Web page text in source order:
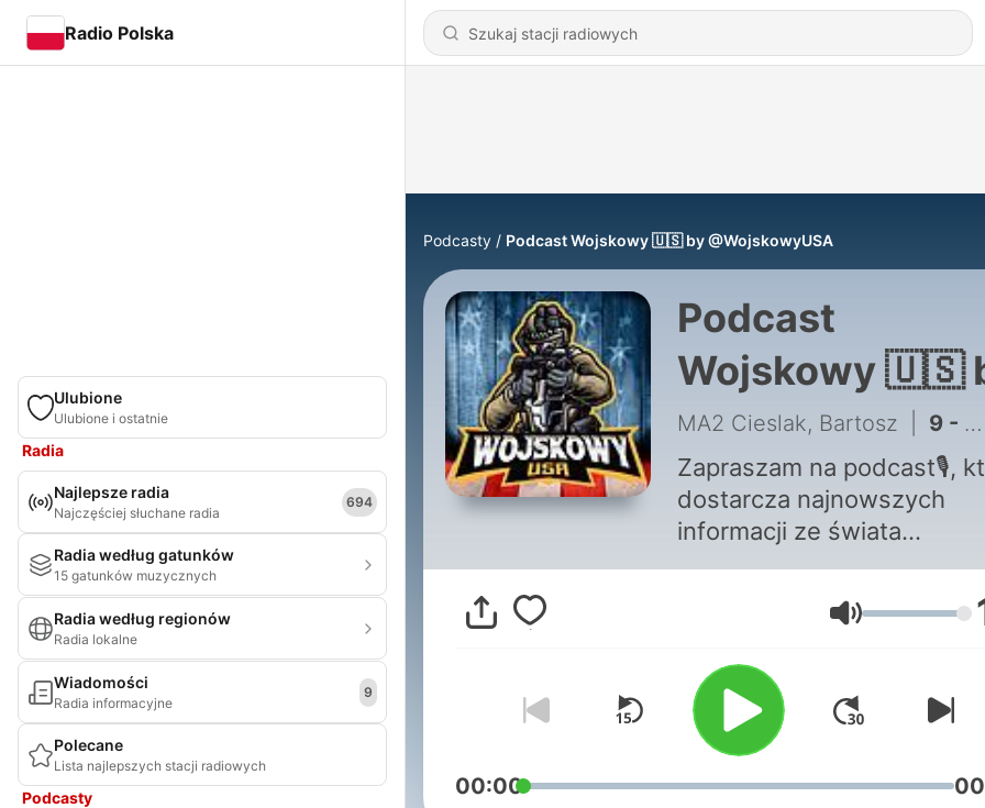
Radio Polska
Ulubione
Ulubione i ostatnie
Radia
Najlepsze radia
Najczęściej słuchane radia
694
Radia według gatunków
15 gatunków muzycznych
Radia według regionów
Radia lokalne
Wiadomości
Radia informacyjne
9
Polecane
Lista najlepszych stacji radiowych
Podcasty
Podcasty Podcast Wojskowy 🇺🇸 by @WojskowyUSA
Podcast
Wojskowy 🇺🇸
@WojskowyUSA
MA2 Cieslak, Bartosz 9 - Odcinek #008 - Ścieżka do Sukcesu: Jak Dołączyć do Armii USA i Rozwijać Swoją Karierę Wojskową. Cz. 1
Zapraszam na podcast🎙️,
dostarcza najnowszych
informacji ze świata
wojskowości USA.
tutaj cenne porady dla
obecnych i przyszłych
żołnierzy 🪖 oraz
przewodniki dotyczące
procesu rekrutacji. Odcinki
prowadzone są przez
doświadczonego
Głośność
00:00